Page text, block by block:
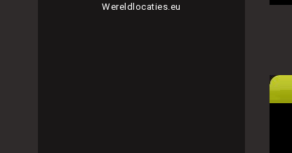
Wereldlocaties.eu